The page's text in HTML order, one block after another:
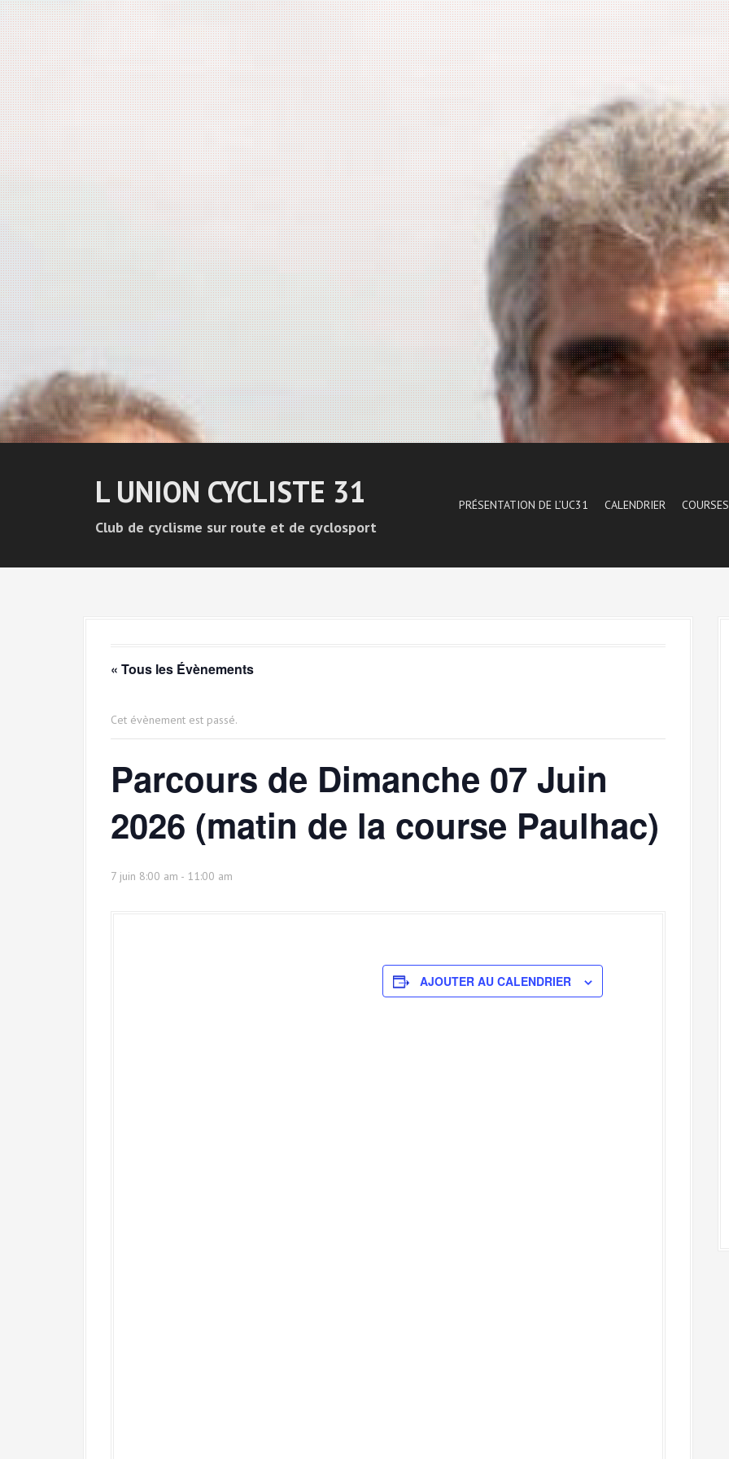
L UNION CYCLISTE 31
Club de cyclisme sur route et de cyclosport
PRÉSENTATION DE L’UC31 CALENDRIER COURSES
« Tous les Évènements
Cet évènement est passé.
Parcours de Dimanche 07 Juin
2026 (matin de la course Paulhac)
7 juin 8:00 am - 11:00 am
AJOUTER AU CALENDRIER